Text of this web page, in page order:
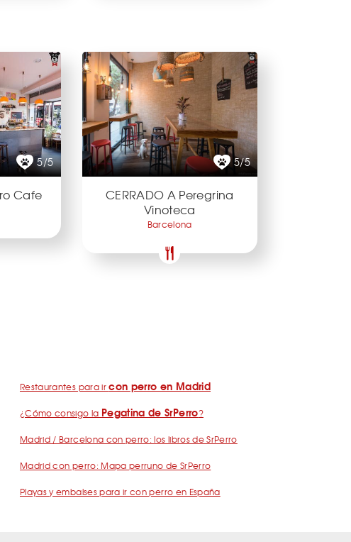
5/5
Cafe
5/5
CERRADO A Peregrina
Vinoteca
Barcelona
Restaurantes para ircon perro en Madrid
¿Cómo consigo la Pegatina de SrPerro?
Madrid / Barcelona con perro: los libros de SrPerro
Madrid con perro: Mapa perruno de SrPerro
Playas y embalses para ir con perro en España